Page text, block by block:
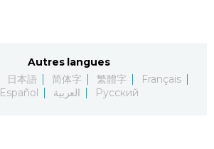
Русский
Autres langues
日本語 简体字 繁體字
Français
Español
العربية Русский